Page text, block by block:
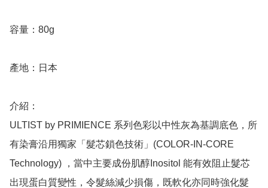
容量：80g
產地：日本
介紹：
ULTIST by PRIMIENCE 系列色彩以中性灰為基調底色，所
有染膏沿用獨家「髮芯鎖色技術」(COLOR-IN-CORE
Technology) ，當中主要成份肌醇Inositol 能有效阻止髮芯
出現蛋白質變性，令髮絲減少損傷，既軟化亦同時強化髮